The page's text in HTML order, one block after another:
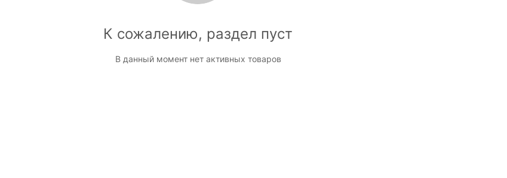
К сожалению, раздел пуст
В данный момент нет активных товаров